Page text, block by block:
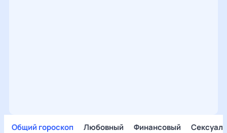
Общий гороскоп Любовный Финансовый